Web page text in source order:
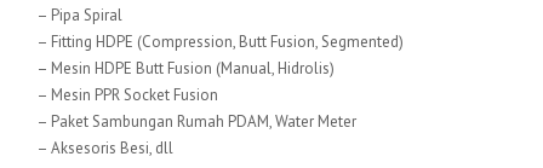
– Pipa Spiral
– Fitting HDPE (Compression, Butt Fusion, Segmented)
– Mesin HDPE Butt Fusion (Manual, Hidrolis)
– Mesin PPR Socket Fusion
– Paket Sambungan Rumah PDAM, Water Meter
– Aksesoris Besi, dll